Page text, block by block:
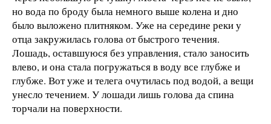
но вода по броду была немного выше колена и дно
было выложено плитняком. Уже на середине реки у
отца закружилась голова от быстрого течения.
Лошадь, оставшуюся без управления, стало заносить
влево, и она стала погружаться в воду все глубже и
глубже. Вот уже и телега очутилась под водой, а вещи
унесло течением. У лошади лишь голова да спина
торчали на поверхности.